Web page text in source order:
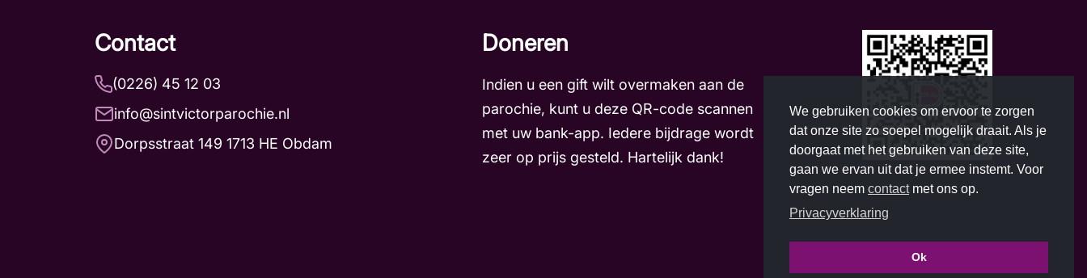
Contact
(0226) 45 12 03
info@sintvictorparochie.nl
Dorpsstraat 149 1713 HE Obdam
Doneren
Indien u een gift wilt overmaken aan de
parochie, kunt u deze QR-code scannen
met uw bank-app. Iedere bijdrage wordt
zeer op prijs gesteld. Hartelijk dank!
We gebruiken cookies om ervoor te zorgen
dat onze site zo soepel mogelijk draait. Als je
doorgaat met het gebruiken van deze site,
gaan we ervan uit dat je ermee instemt. Voor
vragen neem contactmet ons op.
Privacyverklaring
Ok